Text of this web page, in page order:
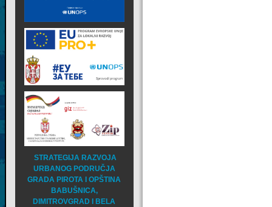
STRATEGIJA RAZVOJA
URBANOG PODRUČJA
GRADA PIROTA I OPŠTINA
BABUŠNICA,
DIMITROVGRAD I BELA